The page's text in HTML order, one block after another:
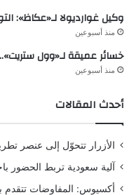
وكيل غوارديولا لـ«عكاظ»:
منذ أسبوعين
خسائر عميقة لـ«وول ستريت»..
منذ أسبوعين
أحدث المقالات
الأزرار تتحوّل إلى عنصر
آلية سعودية تربط الحضور
أكسيوس: المفاوضات تتقدم